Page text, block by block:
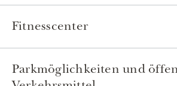
Fitnesscenter
Parkmöglichkeiten und